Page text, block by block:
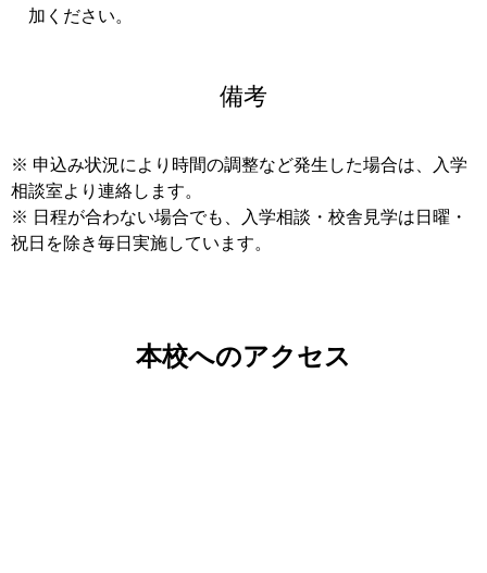
加ください。
備考
※ 申込み状況により時間の調整など発生した場合は、入学
相談室より連絡します。
※ 日程が合わない場合でも、入学相談・校舎見学は日曜・
祝日を除き毎日実施しています。
本校へのアクセス